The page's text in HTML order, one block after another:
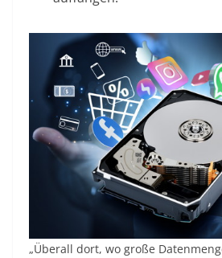
„Überall dort, wo große